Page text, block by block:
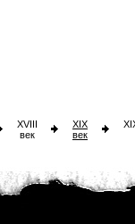
XVIII
век
XIX
век